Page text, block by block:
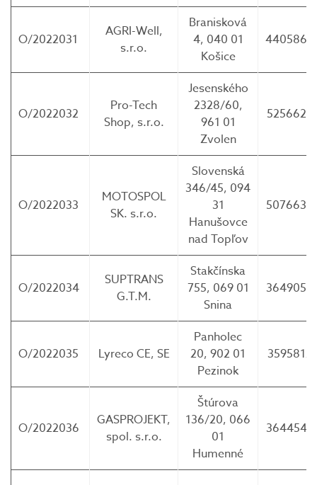
O/2022031
AGRI-Well,
s.r.o.
Branisková
4, 040 01
Košice
O/2022032
Pro-Tech
Shop, s.r.o.
Jesenského
2328/60,
961 01
Zvolen
O/2022033
MOTOSPOL
SK. s.r.o.
Slovenská
346/45, 094
31
Hanušovce
nad Topľov
O/2022034
SUPTRANS
G.T.M.
Stakčínska
755, 069 01
Snina
O/2022035 Lyreco CE, SE
Panholec
20, 902 01
Pezinok
O/2022036
GASPROJEKT,
spol. s.r.o.
Štúrova
136/20, 066
01
Humenné